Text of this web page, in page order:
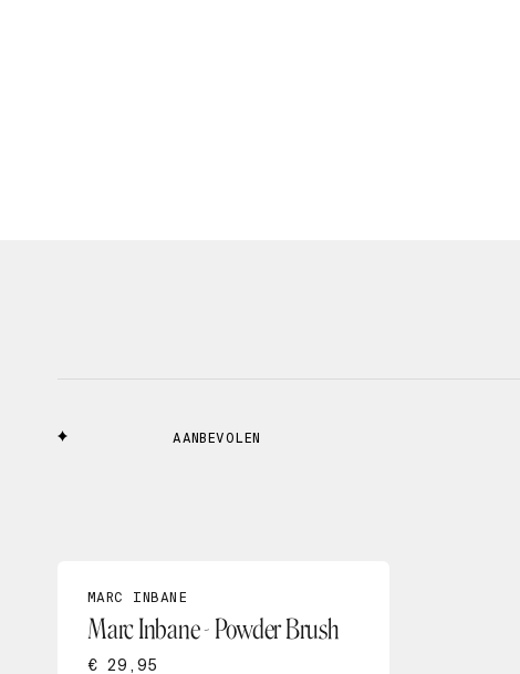
AANBEVOLEN
MARC INBANE
Marc Inbane - Powder Brush
€ 29,95